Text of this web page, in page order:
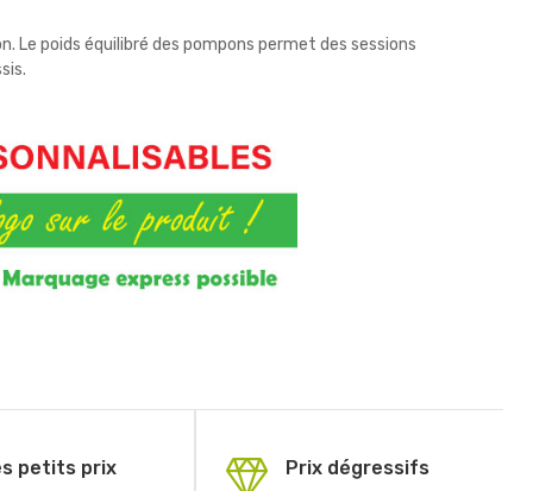
poids équilibré des pompons permet des sessions
petits prix Prix dégressifs